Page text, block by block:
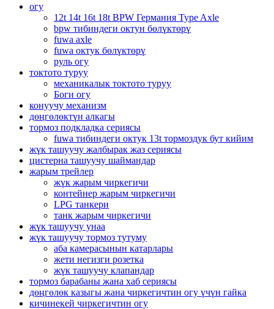
огу
12t 14t 16t 18t BPW Германия Type Axle
bpw тибиндеги октун бөлүктөрү
fuwa axle
fuwa октук бөлүктөрү
руль огу
токтото туруу
механикалык токтото туруу
Боги огу
конуучу механизм
дөңгөлөктүн алкагы
тормоз подкладка сериясы
fuwa тибиндеги октук 13t тормоздук бут кийим
жүк ташуучу жалбырак жаз сериясы
цистерна ташуучу шаймандар
жарым трейлер
жүк жарым чиркегичи
контейнер жарым чиркегичи
LPG танкери
танк жарым чиркегичи
жүк ташуучу унаа
жүк ташуучу тормоз тутуму
аба камерасынын катарлары
жети негизги розетка
жүк ташуучу клапандар
тормоз барабаны жана хаб сериясы
дөңгөлөк казыгы жана чиркегичтин огу үчүн гайка
кичинекей чиркегичтин огу